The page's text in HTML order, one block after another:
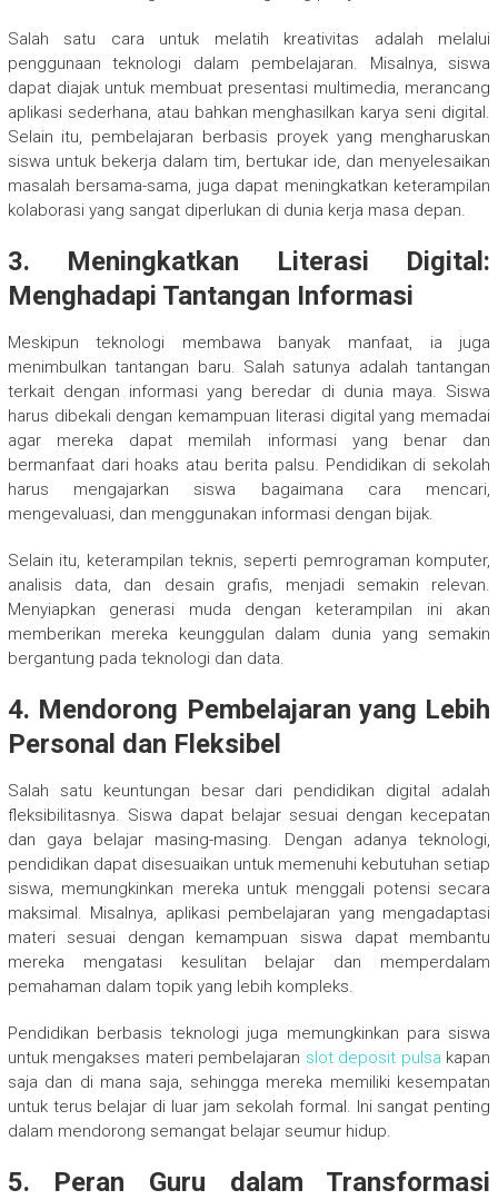
Salah satu cara untuk melatih kreativitas adalah melalui
penggunaan teknologi dalam pembelajaran. Misalnya, siswa
dapat diajak untuk membuat presentasi multimedia, merancang
aplikasi sederhana, atau bahkan menghasilkan karya seni digital.
Selain itu, pembelajaran berbasis proyek yang mengharuskan
siswa untuk bekerja dalam tim, bertukar ide, dan menyelesaikan
masalah bersama-sama, juga dapat meningkatkan keterampilan
kolaborasi yang sangat diperlukan di dunia kerja masa depan.
3. Meningkatkan Literasi Digital:
Menghadapi Tantangan Informasi
Meskipun teknologi membawa banyak manfaat, ia juga
menimbulkan tantangan baru. Salah satunya adalah tantangan
terkait dengan informasi yang beredar di dunia maya. Siswa
harus dibekali dengan kemampuan literasi digital yang memadai
agar mereka dapat memilah informasi yang benar dan
bermanfaat dari hoaks atau berita palsu. Pendidikan di sekolah
harus mengajarkan siswa bagaimana cara mencari,
mengevaluasi, dan menggunakan informasi dengan bijak.
Selain itu, keterampilan teknis, seperti pemrograman komputer,
analisis data, dan desain grafis, menjadi semakin relevan.
Menyiapkan generasi muda dengan keterampilan ini akan
memberikan mereka keunggulan dalam dunia yang semakin
bergantung pada teknologi dan data.
4. Mendorong Pembelajaran yang Lebih
Personal dan Fleksibel
Salah satu keuntungan besar dari pendidikan digital adalah
fleksibilitasnya. Siswa dapat belajar sesuai dengan kecepatan
dan gaya belajar masing-masing. Dengan adanya teknologi,
pendidikan dapat disesuaikan untuk memenuhi kebutuhan setiap
siswa, memungkinkan mereka untuk menggali potensi secara
maksimal. Misalnya, aplikasi pembelajaran yang mengadaptasi
materi sesuai dengan kemampuan siswa dapat membantu
mereka mengatasi kesulitan belajar dan memperdalam
pemahaman dalam topik yang lebih kompleks.
Pendidikan berbasis teknologi juga memungkinkan para siswa
untuk mengakses materi pembelajaran slot deposit pulsa kapan
saja dan di mana saja, sehingga mereka memiliki kesempatan
untuk terus belajar di luar jam sekolah formal. Ini sangat penting
dalam mendorong semangat belajar seumur hidup.
5. Peran Guru dalam Transformasi